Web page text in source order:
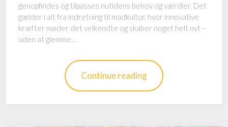
genopfindes og tilpasses nutidens behov og værdier. Det
gælder i alt fra indretning til madkultur, hvor innovative
kræfter møder det velkendte og skaber noget helt nyt –
uden at glemme…
Continue reading